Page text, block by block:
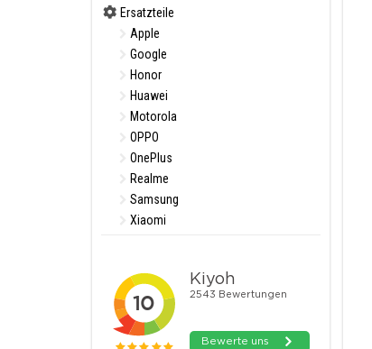
Ersatzteile
Apple
Google
Honor
Huawei
Motorola
OPPO
OnePlus
Realme
Samsung
Xiaomi